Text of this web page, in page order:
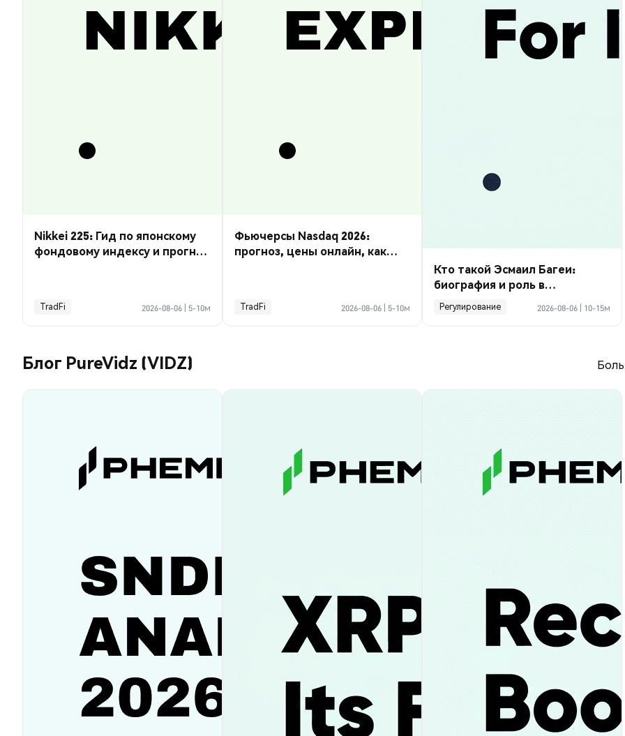
Nikkei 225: Гид по японскому
фондовому индексу и прогноз
TradFi 2026-08-06 5-10м
Фьючерсы Nasdaq 2026:
прогноз, цены онлайн, как
TradFi 2026-08-06 5-10м
Кто такой Эсмаил Багеи:
биография и роль в
криптосделке по Ормузу
Регулирование 2026-08-06 10-15м
Блог PureVidz (VIDZ)